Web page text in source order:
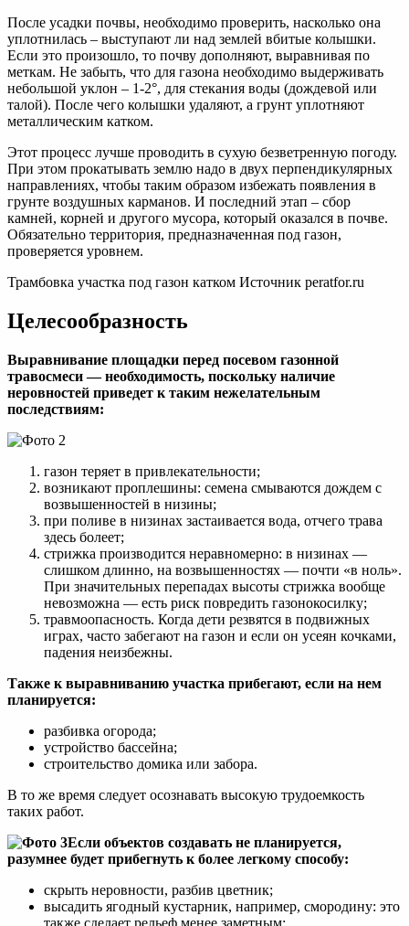
После усадки почвы, необходимо проверить, насколько она
уплотнилась – выступают ли над землей вбитые колышки.
Если это произошло, то почву дополняют, выравнивая по
меткам. Не забыть, что для газона необходимо выдерживать
небольшой уклон – 1-2°, для стекания воды (дождевой или
талой). После чего колышки удаляют, а грунт уплотняют
металлическим катком.
Этот процесс лучше проводить в сухую безветренную погоду.
При этом прокатывать землю надо в двух перпендикулярных
направлениях, чтобы таким образом избежать появления в
грунте воздушных карманов. И последний этап – сбор
камней, корней и другого мусора, который оказался в почве.
Обязательно территория, предназначенная под газон,
проверяется уровнем.
Трамбовка участка под газон катком Источник peratfor.ru
Целесообразность
Выравнивание площадки перед посевом газонной
травосмеси — необходимость, поскольку наличие
неровностей приведет к таким нежелательным
последствиям:
газон теряет в привлекательности;
возникают проплешины: семена смываются дождем с
возвышенностей в низины;
при поливе в низинах застаивается вода, отчего трава
здесь болеет;
стрижка производится неравномерно: в низинах —
слишком длинно, на возвышенностях — почти «в ноль».
При значительных перепадах высоты стрижка вообще
невозможна — есть риск повредить газонокосилку;
травмоопасность. Когда дети резвятся в подвижных
играх, часто забегают на газон и если он усеян кочками,
падения неизбежны.
Также к выравниванию участка прибегают, если на нем
планируется:
разбивка огорода;
устройство бассейна;
строительство домика или забора.
В то же время следует осознавать высокую трудоемкость
таких работ.
Если объектов создавать не планируется,
разумнее будет прибегнуть к более легкому способу:
скрыть неровности, разбив цветник;
высадить ягодный кустарник, например, смородину: это
также сделает рельеф менее заметным;